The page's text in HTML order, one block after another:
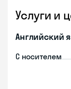
Услуги и
Английский
С носителем